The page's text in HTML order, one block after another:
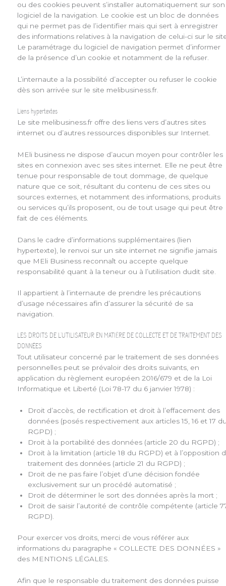
ou des cookies peuvent s’installer automatiquement sur son
logiciel de la navigation. Le cookie est un bloc de données
qui ne permet pas de l’identifier mais qui sert à enregistrer
des informations relatives à la navigation de celui-ci sur le
Le paramétrage du logiciel de navigation permet d’informer
de la présence d’un cookie et notamment de la refuser.
L’internaute a la possibilité d’accepter ou refuser le cookie
dès son arrivée sur le site melibusiness.fr.
Liens hypertextes
Le site melibusiness.fr offre des liens vers d’autres sites
internet ou d’autres ressources disponibles sur Internet.
MEli business ne dispose d’aucun moyen pour contrôler les
sites en connexion avec ses sites internet. Elle ne peut être
tenue pour responsable de tout dommage, de quelque
nature que ce soit, résultant du contenu de ces sites ou
sources externes, et notamment des informations, produits
ou services qu’ils proposent, ou de tout usage qui peut être
fait de ces éléments.
Dans le cadre d’informations supplémentaires (lien
hypertexte), le renvoi sur un site internet ne signifie jamais
que MEli Business reconnaît ou accepte quelque
responsabilité quant à la teneur ou à l’utilisation dudit site.
Il appartient à l’internaute de prendre les précautions
d’usage nécessaires afin d’assurer la sécurité de sa
navigation.
LES DROITS DE L’UTILISATEUR EN MATIÈRE DE COLLECTE ET DE TRAITEMENT DES
DONNÉES
Tout utilisateur concerné par le traitement de ses données
personnelles peut se prévaloir des droits suivants, en
application du règlement européen 2016/679 et de la Loi
Informatique et Liberté (Loi 78-17 du 6 janvier 1978) :
Droit d’accès, de rectification et droit à l’effacement des
données (posés respectivement aux articles 15, 16 et 17
RGPD) ;
Droit à la portabilité des données (article 20 du RGPD) ;
Droit à la limitation (article 18 du RGPD) et à l’opposition
traitement des données (article 21 du RGPD) ;
Droit de ne pas faire l’objet d’une décision fondée
exclusivement sur un procédé automatisé ;
Droit de déterminer le sort des données après la mort ;
Droit de saisir l’autorité de contrôle compétente (article
RGPD).
Pour exercer vos droits, merci de vous référer aux
informations du paragraphe « COLLECTE DES DONNÉES »
des MENTIONS LÉGALES.
Afin que le responsable du traitement des données puisse